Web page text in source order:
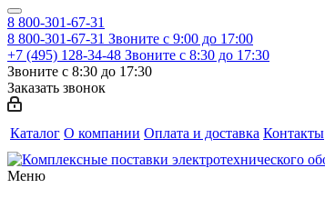
8 800-301-67-31
8 800-301-67-31 Звоните с 9:00 до 17:00
+7 (495) 128-34-48 Звоните с 8:30 до 17:30
Звоните с 8:30 до 17:30
Заказать звонок
Каталог О компании Оплата и доставка Контакты
Меню